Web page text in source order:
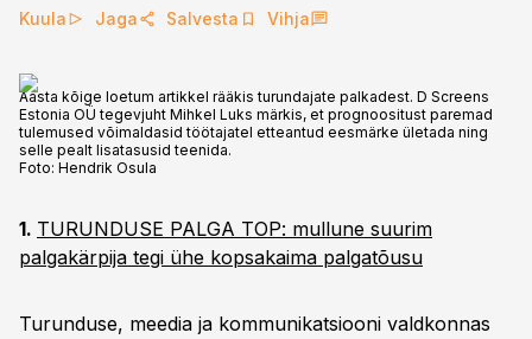
Kuula Jaga Salvesta Vihja
Aasta kõige loetum artikkel rääkis turundajate palkadest. D Screens
Estonia OÜ tegevjuht Mihkel Luks märkis, et prognoositust paremad
tulemused võimaldasid töötajatel etteantud eesmärke ületada ning
selle pealt lisatasusid teenida.
Foto: Hendrik Osula
1. TURUNDUSE PALGA TOP: mullune suurim
palgakärpija tegi ühe kopsakaima palgatõusu
Turunduse, meedia ja kommunikatsiooni valdkonnas